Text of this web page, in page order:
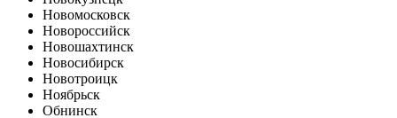
Новомосковск
Новороссийск
Новошахтинск
Новосибирск
Новотроицк
Ноябрьск
Обнинск